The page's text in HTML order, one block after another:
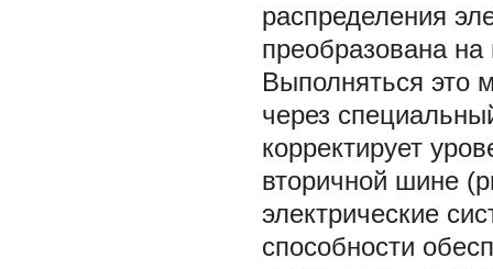
распределения
преобразована на
Выполняться это
через
корректирует
вторичной шине
электрические
способности